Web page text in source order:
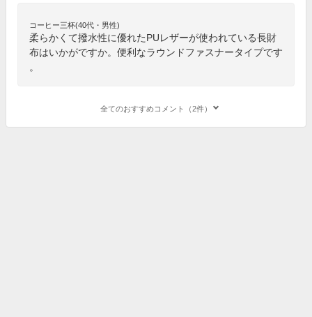
コーヒー三杯(40代・男性)
柔らかくて撥水性に優れたPUレザーが使われている長財
布はいかがですか。便利なラウンドファスナータイプです
。
全てのおすすめコメント（2件）